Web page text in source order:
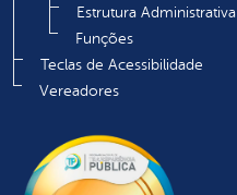
Estrutura Administrativa
Funções
Teclas de Acessibilidade
Vereadores